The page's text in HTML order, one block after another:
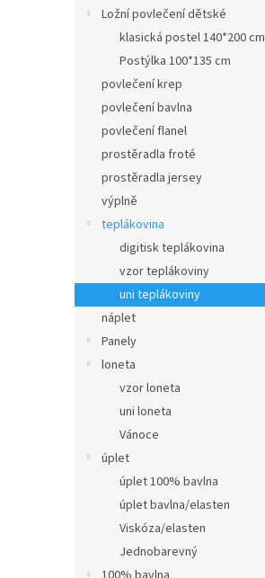
Ložní povlečení dětské
klasická postel 140*200 cm
Postýlka 100*135 cm
povlečení krep
povlečení bavlna
povlečení flanel
prostěradla froté
prostěradla jersey
výplně
teplákovina
digitisk teplákovina
vzor teplákoviny
uni teplákoviny
náplet
Panely
loneta
vzor loneta
uni loneta
Vánoce
úplet
úplet 100% bavlna
úplet bavlna/elasten
Viskóza/elasten
Jednobarevný